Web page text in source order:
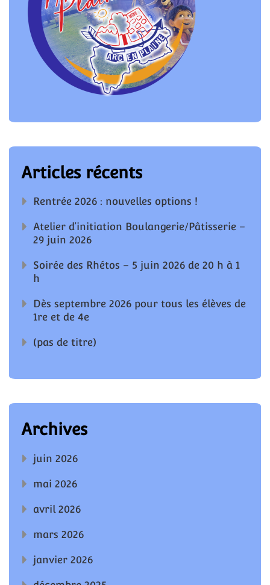
Articles récents
Rentrée 2026 : nouvelles options !
Atelier d’initiation Boulangerie/Pâtisserie –
29 juin 2026
Soirée des Rhétos – 5 juin 2026 de 20 h à 1
h
Dès septembre 2026 pour tous les élèves de
1re et de 4e
(pas de titre)
Archives
juin 2026
mai 2026
avril 2026
mars 2026
janvier 2026